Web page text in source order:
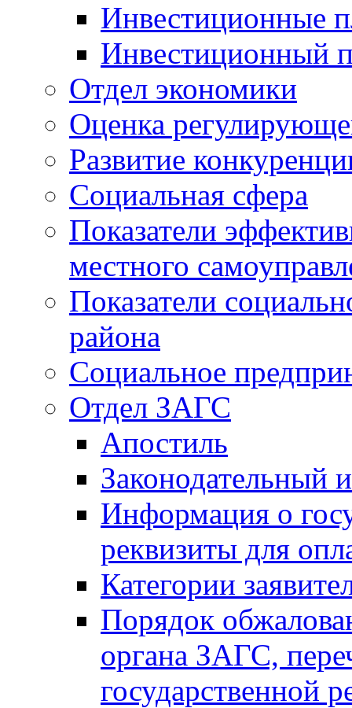
Инвестиционные
Инвестиционный
Отдел экономики
Оценка
Развитие
Социальная сфера
Показатели
местного
Показатели
района
Социальное
Отдел ЗАГС
Апостиль
Законодательный
Информация о
реквизиты для
Категории
Порядок
органа ЗАГС,
государственной